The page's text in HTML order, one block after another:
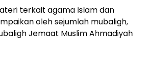
terkait agama Islam dan
oleh sejumlah mubaligh,
Jemaat Muslim Ahmadiyah